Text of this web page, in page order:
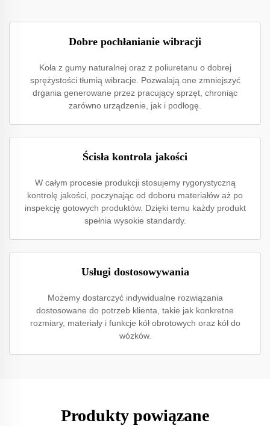
Dobre pochłanianie wibracji
Koła z gumy naturalnej oraz z poliuretanu o dobrej
sprężystości tłumią wibracje. Pozwalają one zmniejszyć
drgania generowane przez pracujący sprzęt, chroniąc
zarówno urządzenie, jak i podłogę.
Ścisła kontrola jakości
W całym procesie produkcji stosujemy rygorystyczną
kontrolę jakości, poczynając od doboru materiałów aż po
inspekcję gotowych produktów. Dzięki temu każdy produkt
spełnia wysokie standardy.
Usługi dostosowywania
Możemy dostarczyć indywidualne rozwiązania
dostosowane do potrzeb klienta, takie jak konkretne
rozmiary, materiały i funkcje kół obrotowych oraz kół do
wózków.
Produkty powiązane